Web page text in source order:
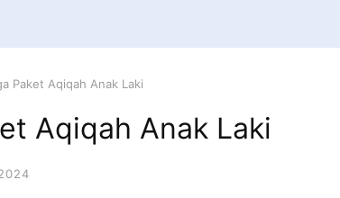
Paket Aqiqah Anak Laki
Aqiqah Anak Laki